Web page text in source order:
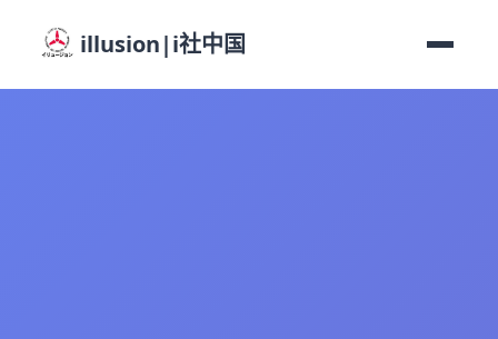
illusion|i社中国